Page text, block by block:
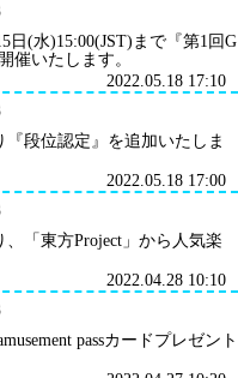
日(水)15:00(JST)まで『第1回G
催いたします。
2022.05.18 17:10
『段位認定』を追加いたしま
2022.05.18 17:00
、「東方Project」から人気楽
2022.04.28 10:10
passカードプレゼント